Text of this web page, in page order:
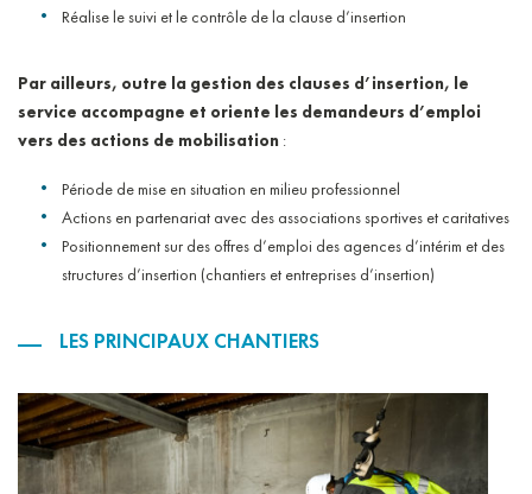
Réalise le suivi et le contrôle de la clause d’insertion
Par ailleurs, outre la gestion des clauses d’insertion, le
service accompagne et oriente les demandeurs d’emploi
vers des actions de mobilisation :
Période de mise en situation en milieu professionnel
Actions en partenariat avec des associations sportives et caritatives
Positionnement sur des offres d’emploi des agences d’intérim et des
structures d’insertion (chantiers et entreprises d’insertion)
LES PRINCIPAUX CHANTIERS